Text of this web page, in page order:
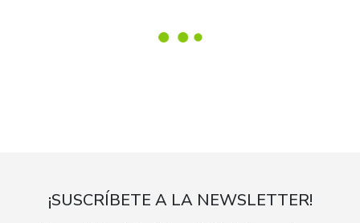
¡SUSCRÍBETE A LA NEWSLETTER!